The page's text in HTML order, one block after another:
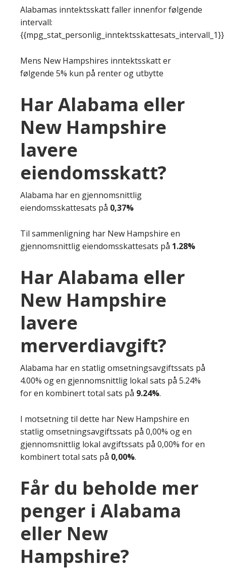
Alabamas inntektsskatt faller innenfor følgende
intervall:
{{mpg_stat_personlig_inntektsskattesats_intervall_1}}
Mens New Hampshires inntektsskatt er
følgende 5% kun på renter og utbytte
Har Alabama eller
New Hampshire
lavere
eiendomsskatt?
Alabama har en gjennomsnittlig
eiendomsskattesats på 0,37%
Til sammenligning har New Hampshire en
gjennomsnittlig eiendomsskattesats på 1.28%
Har Alabama eller
New Hampshire
lavere
merverdiavgift?
Alabama har en statlig omsetningsavgiftssats på
4.00% og en gjennomsnittlig lokal sats på 5.24%
for en kombinert total sats på 9.24%.
I motsetning til dette har New Hampshire en
statlig omsetningsavgiftssats på 0,00% og en
gjennomsnittlig lokal avgiftssats på 0,00% for en
kombinert total sats på 0,00%.
Får du beholde mer
penger i Alabama
eller New
Hampshire?